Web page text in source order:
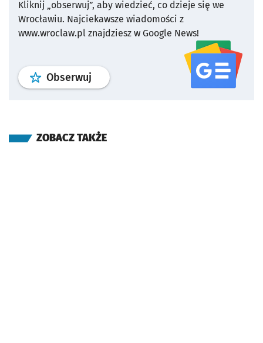
Kliknij „obserwuj”, aby wiedzieć, co dzieje się we
Wrocławiu. Najciekawsze wiadomości z
www.wroclaw.pl znajdziesz w Google News!
Obserwuj profil serwisu
ZOBACZ TAKŻE